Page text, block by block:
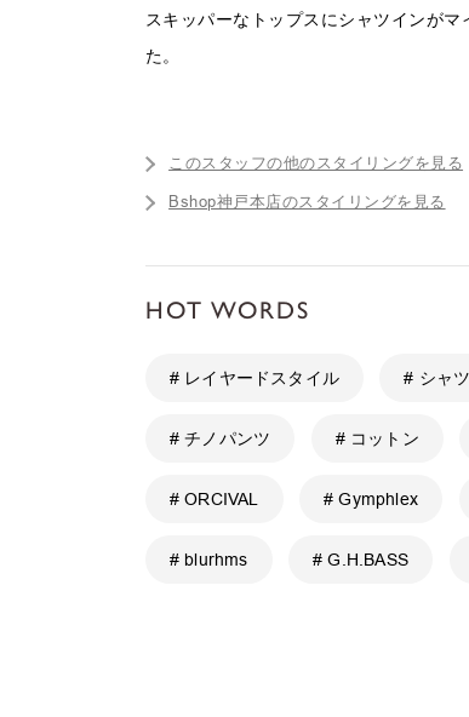
スキッパーなトップスにシャツインが
た。
このスタッフの他のスタイリングを見る
Bshop神戸本店のスタイリングを見る
HOT WORDS
# レイヤードスタイル # シャツ
# チノパンツ # コットン
# ORCIVAL # Gymphlex
# blurhms # G.H.BASS